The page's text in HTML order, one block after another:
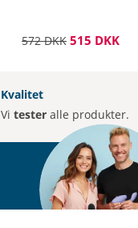
572 DKK 515 DKK
Kvalitet
Vi tester alle produkter.